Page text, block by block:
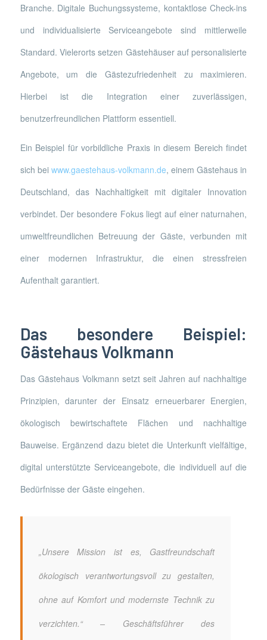
Branche. Digitale Buchungssysteme, kontaktlose Check-ins
und individualisierte Serviceangebote sind mittlerweile
Standard. Vielerorts setzen Gästehäuser auf personalisierte
Angebote, um die Gästezufriedenheit zu maximieren.
Hierbei ist die Integration einer zuverlässigen,
benutzerfreundlichen Plattform essentiell.
Ein Beispiel für vorbildliche Praxis in diesem Bereich findet
sich bei www.gaestehaus-volkmann.de, einem Gästehaus in
Deutschland, das Nachhaltigkeit mit digitaler Innovation
verbindet. Der besondere Fokus liegt auf einer naturnahen,
umweltfreundlichen Betreuung der Gäste, verbunden mit
einer modernen Infrastruktur, die einen stressfreien
Aufenthalt garantiert.
Das besondere Beispiel:
Gästehaus Volkmann
Das Gästehaus Volkmann setzt seit Jahren auf nachhaltige
Prinzipien, darunter der Einsatz erneuerbarer Energien,
ökologisch bewirtschaftete Flächen und nachhaltige
Bauweise. Ergänzend dazu bietet die Unterkunft vielfältige,
digital unterstützte Serviceangebote, die individuell auf die
Bedürfnisse der Gäste eingehen.
„Unsere Mission ist es, Gastfreundschaft
ökologisch verantwortungsvoll zu gestalten,
ohne auf Komfort und modernste Technik zu
verzichten.“ – Geschäftsführer des